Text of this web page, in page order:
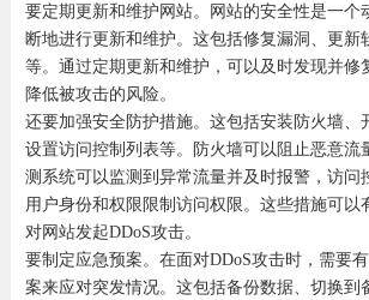
要定期更新和维护网站。网站的安全性是一个
断地进行更新和维护。这包括修复漏洞、更新
等。通过定期更新和维护，可以及时发现并修
降低被攻击的风险。
还要加强安全防护措施。这包括安装防火墙、
设置访问控制列表等。防火墙可以阻止恶意流
测系统可以监测到异常流量并及时报警，访问
用户身份和权限限制访问权限。这些措施可以
对网站发起DDoS攻击。
要制定应急预案。在面对DDoS攻击时，需要
案来应对突发情况。这包括备份数据、切换到